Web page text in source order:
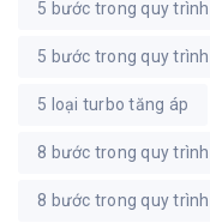
5 bước trong quy
5 bước trong quy
5 loại turbo tăng áp
8 bước trong quy
8 bước trong quy